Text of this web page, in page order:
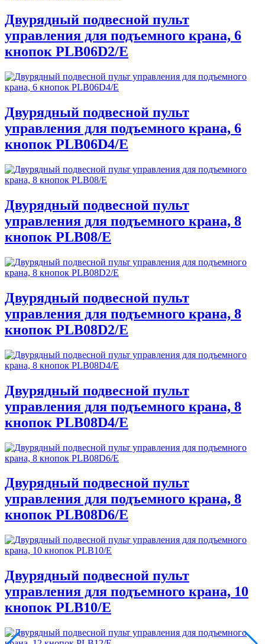
Двурядный подвесной пульт
управления для подъемного крана, 6
кнопок PLB06D2/E
Двурядный подвесной пульт
управления для подъемного крана, 6
кнопок PLB06D4/E
Двурядный подвесной пульт
управления для подъемного крана, 8
кнопок PLB08/E
Двурядный подвесной пульт
управления для подъемного крана, 8
кнопок PLB08D2/E
Двурядный подвесной пульт
управления для подъемного крана, 8
кнопок PLB08D4/E
Двурядный подвесной пульт
управления для подъемного крана, 8
кнопок PLB08D6/E
Двурядный подвесной пульт
управления для подъемного крана, 10
кнопок PLB10/E